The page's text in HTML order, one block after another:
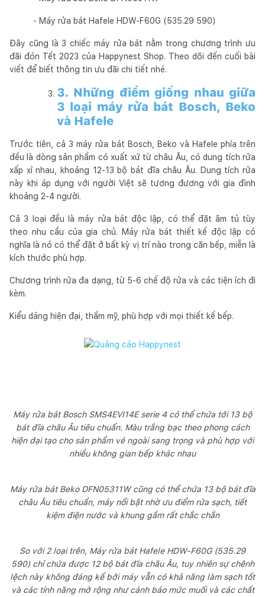
- Máy rửa bát Hafele HDW-F60G (535.29 590)
Đây cũng là 3 chiếc máy rửa bát nằm trong chương trình ưu
đãi đón Tết 2023 của Happynest Shop. Theo dõi đến cuối bài
viết để biết thông tin ưu đãi chi tiết nhé.
3. Những điểm giống nhau giữa
3 loại máy rửa bát Bosch, Beko
và Hafele
Trước tiên, cả 3 máy rửa bát Bosch, Beko và Hafele phía trên
đều là dòng sản phẩm có xuất xứ từ châu Âu, có dung tích rửa
xấp xỉ nhau, khoảng 12-13 bộ bát đĩa châu Âu. Dung tích rửa
này khi áp dụng với người Việt sẽ tương đương với gia đình
khoảng 2-4 người.
Cả 3 loại đều là máy rửa bát độc lập, có thể đặt âm tủ tùy
theo nhu cầu của gia chủ. Máy rửa bát thiết kế độc lập có
nghĩa là nó có thể đặt ở bất kỳ vị trí nào trong căn bếp, miễn là
kích thước phù hợp.
Chương trình rửa đa dạng, từ 5-6 chế độ rửa và các tiện ích đi
kèm.
Kiểu dáng hiện đại, thẩm mỹ, phù hợp với mọi thiết kế bếp.
Máy rửa bát Bosch SMS4EVI14E serie 4 có thể chứa tới 13 bộ
bát đĩa châu Âu tiêu chuẩn. Màu trắng bạc theo phong cách
hiện đại tạo cho sản phẩm vẻ ngoài sang trọng và phù hợp với
nhiều không gian bếp khác nhau
Máy rửa bát Beko DFN05311W cũng có thể chứa 13 bộ bát đĩa
châu Âu tiêu chuẩn, máy nổi bật nhờ ưu điểm rửa sạch, tiết
kiệm điện nước và khung gầm rất chắc chắn
So với 2 loại trên, Máy rửa bát Hafele HDW-F60G (535.29
590) chỉ chứa được 12 bộ bát đĩa châu Âu, tuy nhiên sự chênh
lệch này không đáng kể bởi máy vẫn có khả năng làm sạch tốt
và các tính năng mở rộng như cảnh báo mức muối và các chất